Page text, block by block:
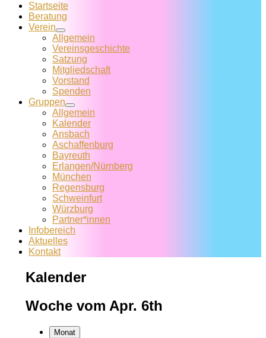
Startseite
Beratung
Verein
Allgemein
Vereins­geschichte
Satzung
Mitglied­schaft
Vorstand
Spenden
Gruppen
Allgemein
Kalender
Ansbach
Aschaffenburg
Bayreuth
Erlangen/Nürnberg
München
Regensburg
Schweinfurt
Würzburg
Partner*innen
Infobereich
Aktuelles
Kontakt
Kalender
Woche vom Apr. 6th
Monat